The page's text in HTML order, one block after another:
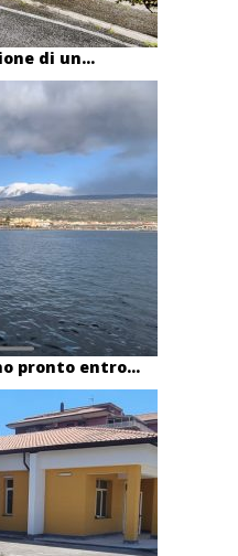
di un...
pronto entro...